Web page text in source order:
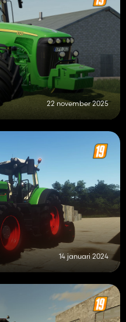
22 november 2025
14 januari 2024